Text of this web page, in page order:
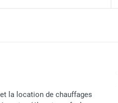
la location de chauffages